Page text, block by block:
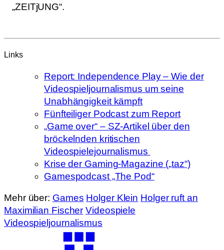
„ZEITjUNG“.
Links
Report: Independence Play – Wie der
Videospieljournalismus um seine
Unabhängigkeit kämpft
Fünfteiliger Podcast zum Report
„Game over“ – SZ-Artikel über den
bröckelnden kritischen
Videospielejournalismus
Krise der Gaming-Magazine („taz“)
Gamespodcast „The Pod“
Mehr über: Games Holger Klein Holger ruft an
Maximilian Fischer Videospiele
Videospieljournalismus